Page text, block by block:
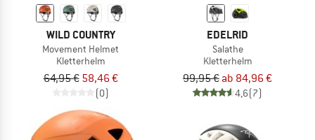
WILD COUNTRY
Movement Helmet
Kletterhelm
64,95 € 58,46 €
(0)
EDELRID
Salathe
Kletterhelm
99,95 € ab 84,96 €
4,6(7)